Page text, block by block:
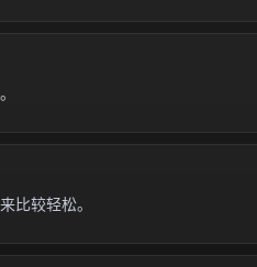
比较轻松。